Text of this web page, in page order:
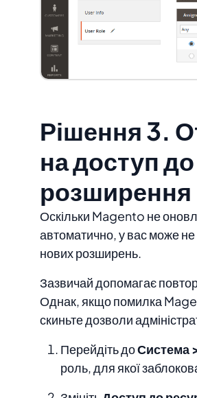
Рішення 3.
на доступ
розширення
Оскільки Magento не
автоматично, у вас може
нових розширень.
Зазвичай допомагає
Однак, якщо помилка
скиньте дозволи
Перейдіть доСистема
роль, для якої